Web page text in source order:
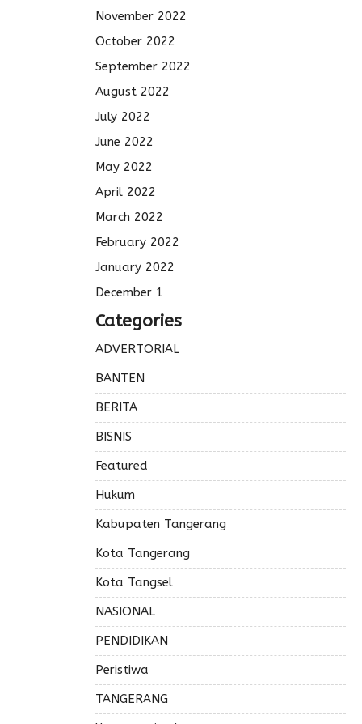
November 2022
October 2022
September 2022
August 2022
July 2022
June 2022
May 2022
April 2022
March 2022
February 2022
January 2022
December 1
Categories
ADVERTORIAL
BANTEN
BERITA
BISNIS
Featured
Hukum
Kabupaten Tangerang
Kota Tangerang
Kota Tangsel
NASIONAL
PENDIDIKAN
Peristiwa
TANGERANG